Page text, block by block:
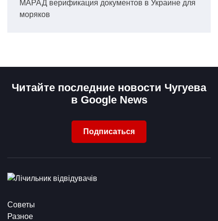
МАРАД верификация документов в Украине для
моряков
Читайте последние новости Чугуева
в Google News
Подписаться
Советы
Разное